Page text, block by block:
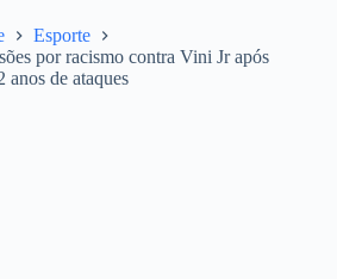
Esporte
por racismo contra Vini Jr após
anos de ataques